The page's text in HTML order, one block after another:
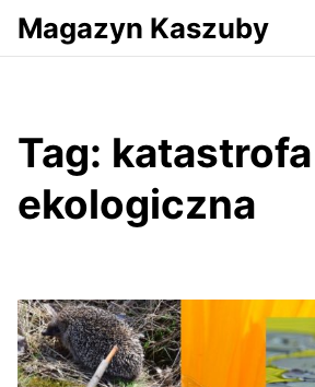
Przejdź do serwisu magazynkaszuby.pl
Magazyn Kaszuby
Tag: katastrofa
ekologiczna